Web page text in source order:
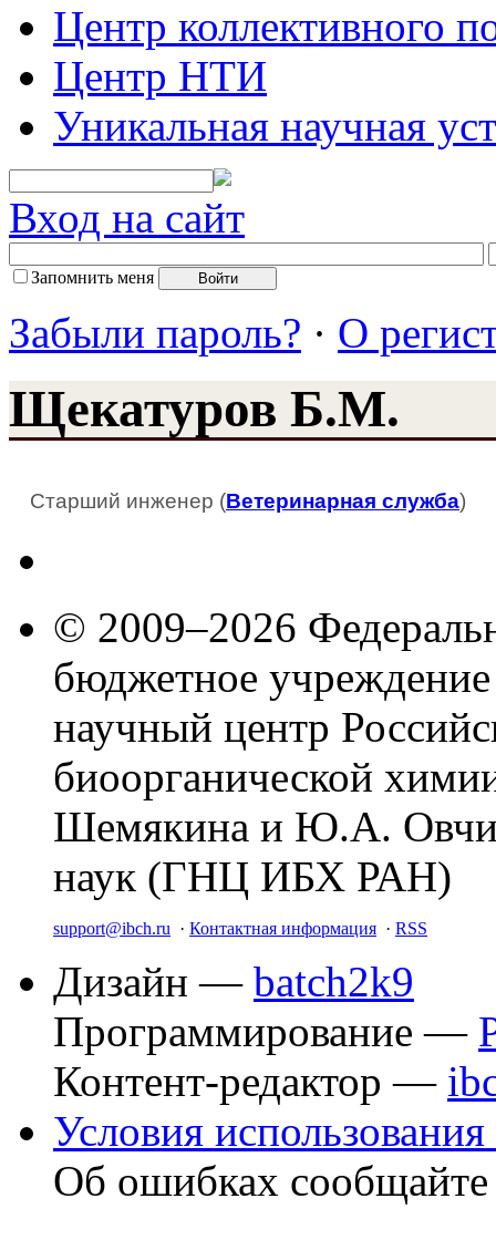
Центр коллективного
Центр НТИ
Уникальная научная
Вход на сайт
Запомнить меня
Забыли пароль? · О
Щекатуров Б.М.
Старший инженер (Ветеринарная служба)
© 2009–2026
бюджетное
научный центр
биоорганической
Шемякина и Ю.А.
наук (ГНЦ ИБХ РАН)
support@ibch.ru · Контактная информация · RSS
Дизайн — batch2k9
Программирование —
Контент-редактор —
Условия использования
Об ошибках